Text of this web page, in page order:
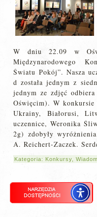
W dniu 22.09 w
Międzynarodowego
Światu Pokój”. Nasza
d została jednym z
jednym ze zdjęć
Oświęcim). W
Ukrainy, Białorusi,
uczennice, Weronika
2g) zdobyły
A. Reichert-Zaczek.
Kategoria: Konkursy ,